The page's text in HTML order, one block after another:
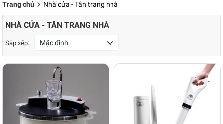
Trang chủ Nhà cửa - Tân trang nhà
NHÀ CỬA - TÂN TRANG NHÀ
Sắp xếp: Mặc định